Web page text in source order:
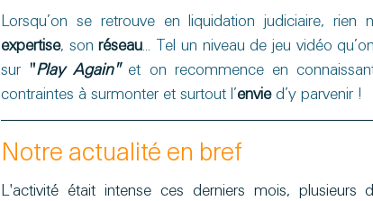
Lorsqu’on se retrouve en liquidation judiciaire,
expertise, son réseau... Tel un niveau de jeu vidéo
sur "Play Again" et on recommence en
contraintes à surmonter et surtout l’envie d’y parvenir !
Notre actualité en bref
L'activité était intense ces derniers mois,